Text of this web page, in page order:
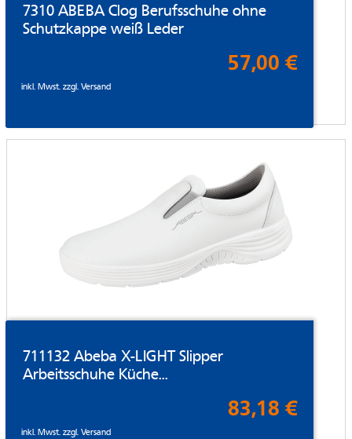
7310 ABEBA Clog Berufsschuhe ohne
Schutzkappe weiß Leder
57,00 €
inkl. Mwst. zzgl.Versand
711132 Abeba X-LIGHT Slipper
Arbeitsschuhe Küche...
83,18 €
inkl. Mwst. zzgl.Versand